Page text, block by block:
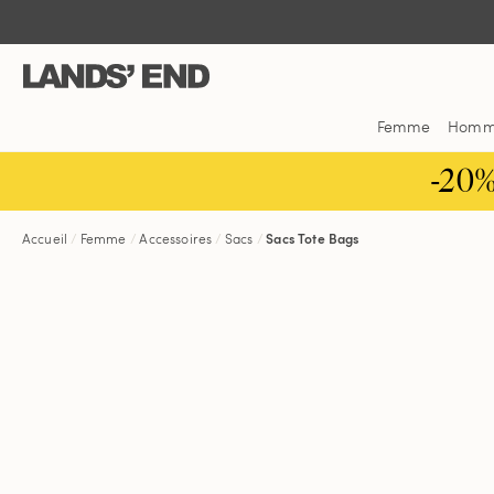
contenu
navigation
barre
Femme
-
Accueil Femme Accessoires Sacs Sacs Tote Bags